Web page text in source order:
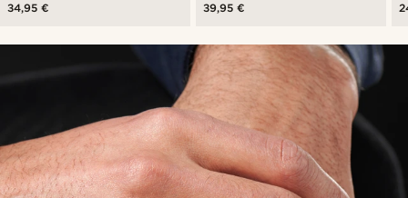
34,95 € 39,95 €